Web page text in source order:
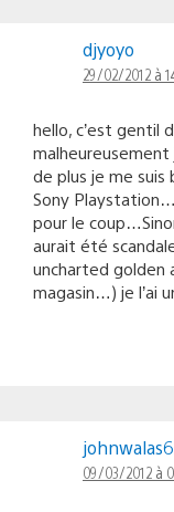
djyoyo
29/02/2012 à
hello, c’est gentil
de plus je me
Sony
pour le
aurait été
uncharted golden
magasin…) je l’ai
09/03/2012 à